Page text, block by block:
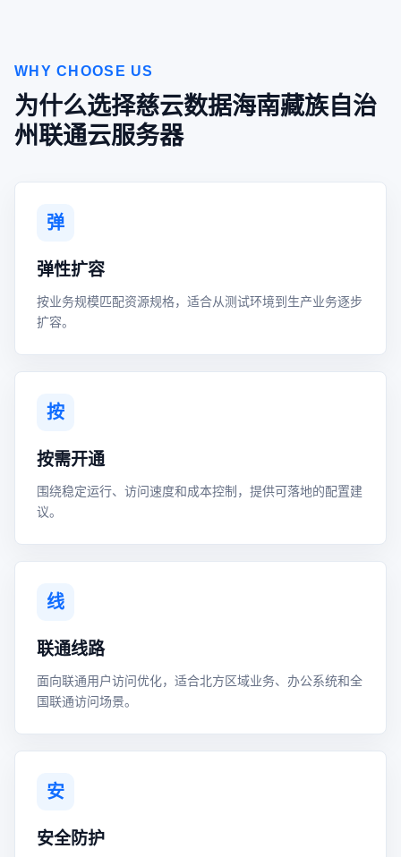
WHY CHOOSE US
为什么选择慈云数据海南藏族自治
州联通云服务器
弹
弹性扩容
按业务规模匹配资源规格，适合从测试环境到生产业务逐步
扩容。
按
按需开通
围绕稳定运行、访问速度和成本控制，提供可落地的配置建
议。
线
联通线路
面向联通用户访问优化，适合北方区域业务、办公系统和全
国联通访问场景。
安
安全防护